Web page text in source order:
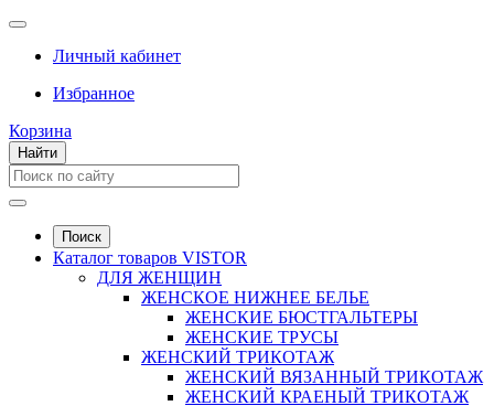
Личный кабинет
Избранное
Корзина
Найти
Поиск
Каталог товаров VISTOR
ДЛЯ ЖЕНЩИН
ЖЕНСКОЕ НИЖНЕЕ БЕЛЬЕ
ЖЕНСКИЕ БЮСТГАЛЬТЕРЫ
ЖЕНСКИЕ ТРУСЫ
ЖЕНСКИЙ ТРИКОТАЖ
ЖЕНСКИЙ ВЯЗАННЫЙ ТРИКОТАЖ
ЖЕНСКИЙ КРАЕНЫЙ ТРИКОТАЖ